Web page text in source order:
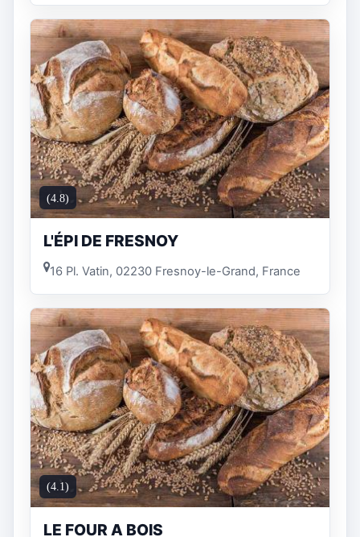
(4.8)
L'ÉPI DE FRESNOY
16 Pl. Vatin, 02230 Fresnoy-le-Grand, France
(4.1)
LE FOUR A BOIS